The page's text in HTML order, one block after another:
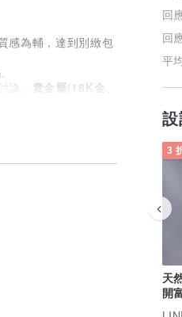
回
回
平
3
天
開
感為輔，達到別緻包
。 貴金屬(18K金、